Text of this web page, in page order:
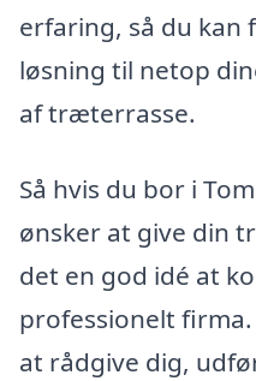
erfaring, så du kan
løsning til netop
af træterrasse.
Så hvis du bor i
ønsker at give din
det en god idé at
professionelt
at rådgive dig,